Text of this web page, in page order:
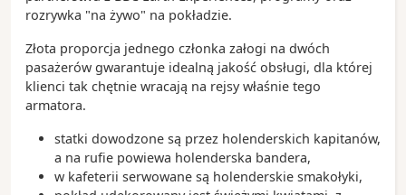
rozrywka "na żywo" na pokładzie.
Złota proporcja jednego członka załogi na dwóch
pasażerów gwarantuje idealną jakość obsługi, dla której
klienci tak chętnie wracają na rejsy właśnie tego
armatora.
statki dowodzone są przez holenderskich kapitanów,
a na rufie powiewa holenderska bandera,
w kafeterii serwowane są holenderskie smakołyki,